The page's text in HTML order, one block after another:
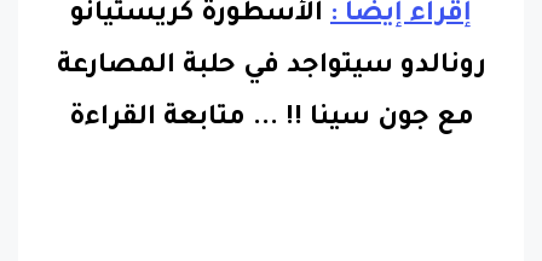
إقراء إيضاً : الأسطورة كريستيانو
رونالدو سيتواجد في حلبة المصارعة
مع جون سينا !! ... متابعة القراءة